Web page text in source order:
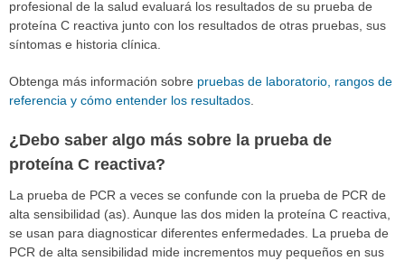
profesional de la salud evaluará los resultados de su prueba de
proteína C reactiva junto con los resultados de otras pruebas, sus
síntomas e historia clínica.
Obtenga más información sobre pruebas de laboratorio, rangos de
referencia y cómo entender los resultados.
¿Debo saber algo más sobre la prueba de
proteína C reactiva?
La prueba de PCR a veces se confunde con la prueba de PCR de
alta sensibilidad (as). Aunque las dos miden la proteína C reactiva,
se usan para diagnosticar diferentes enfermedades. La prueba de
PCR de alta sensibilidad mide incrementos muy pequeños en sus